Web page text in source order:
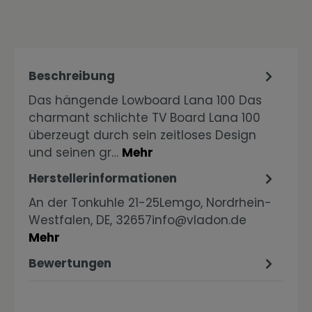
Beschreibung
Das hängende Lowboard Lana 100 Das
charmant schlichte TV Board Lana 100
überzeugt durch sein zeitloses Design
und seinen gr… Mehr
Herstellerinformationen
An der Tonkuhle 21-25Lemgo, Nordrhein-
Westfalen, DE, 32657info@vladon.de
Mehr
Bewertungen